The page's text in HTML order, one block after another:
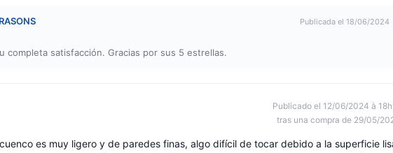
Publicada el 18/06/2024
completa satisfacción. Gracias por sus 5 estrellas.
Publicado el 12/06/2024 à
tras una compra de 29/05/
es muy ligero y de paredes finas, algo difícil de tocar debido a la superficie